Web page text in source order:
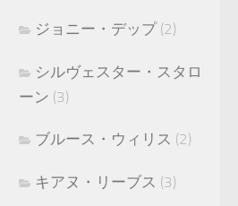
ジョニー・デップ(2)
シルヴェスター・スタロ
ーン (3)
ブルース・ウィリス (2)
キアヌ・リーブス (3)